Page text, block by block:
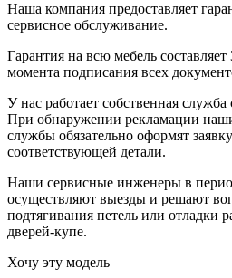
Наша компания предоставляет
сервисное обслуживание.
Гарантия на всю мебель составляет
момента подписания всех
У нас работает собственная служба
При обнаружении рекламации
службы обязательно оформят
соответствующей детали.
Наши сервисные инженеры в
осуществляют выезды и решают
подтягивания петель или отладки
дверей-купе.
Хочу эту модель